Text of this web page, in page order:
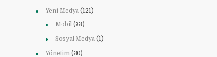
Yeni Medya (121)
Mobil (33)
Sosyal Medya (1)
Yönetim (30)